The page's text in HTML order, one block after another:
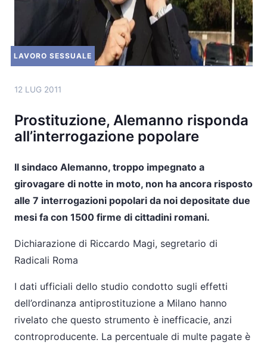
LAVORO SESSUALE
12 LUG 2011
Prostituzione, Alemanno risponda
all’interrogazione popolare
Il sindaco Alemanno, troppo impegnato a
girovagare di notte in moto, non ha ancora risposto
alle 7 interrogazioni popolari da noi depositate due
mesi fa con 1500 firme di cittadini romani.
Dichiarazione di Riccardo Magi, segretario di
Radicali Roma
I dati ufficiali dello studio condotto sugli effetti
dell’ordinanza antiprostituzione a Milano hanno
rivelato che questo strumento è inefficacie, anzi
controproducente. La percentuale di multe pagate è